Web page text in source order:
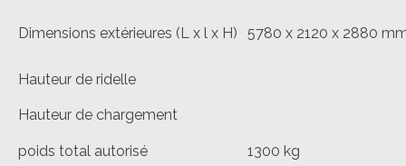
Dimensions extérieures (L x l x H) 5780 x 2120 x 2880
Hauteur de ridelle
Hauteur de chargement
poids total autorisé 1300 kg